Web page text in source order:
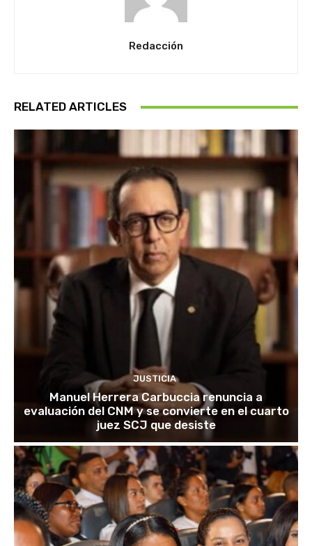
Redacción
RELATED ARTICLES
JUSTICIA
Manuel Herrera Carbuccia renuncia a
evaluación del CNM y se convierte en el cuarto
juez SCJ que desiste